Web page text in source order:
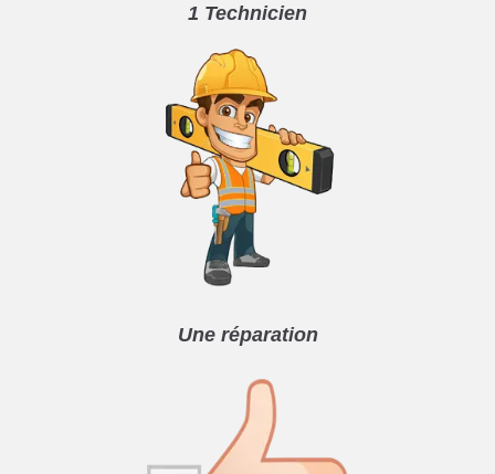
1 Technicien
Une réparation